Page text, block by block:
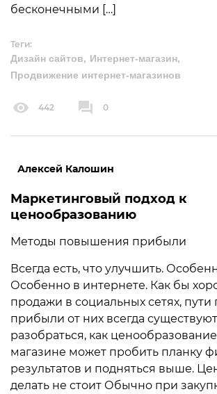
бесконечными […]
Теги:
Дизайн сайтов
Интернет-магазин
Продвижение интернет-магазинов
442 0
Алексей Калошин
Маркетинговый подход к
ценообразованию
Методы повышения прибыли
Всегда есть, что улучшить.
Особенно в интернете. Как бы
продажи в социальных сетях,
прибыли от них всегда
разобраться, как
магазине может пробить планку
результатов и подняться выше.
делать не стоит Обычно при